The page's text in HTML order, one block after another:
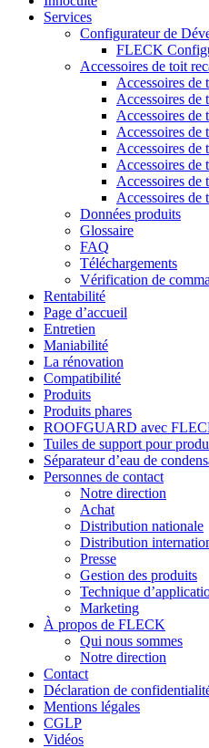
Services
Configurateur de
FLECK
Accessoires de toit
Accessoires de
Accessoires de
Accessoires de
Accessoires de
Accessoires de
Accessoires de
Accessoires de
Accessoires
Données produits
Glossaire
FAQ
Téléchargements
Vérification de
Rentabilité
Page d’accueil
Entretien
Maniabilité
La rénovation
Compatibilité
Produits
Produits phares
ROOFGUARD avec
Tuiles de support pour
Séparateur d’eau de
Personnes de contact
Notre direction
Achat
Distribution nationale
Distribution
Presse
Gestion des produits
Technique
Marketing
À propos de FLECK
Qui nous sommes
Notre direction
Contact
Déclaration de
Mentions légales
CGLP
Vidéos